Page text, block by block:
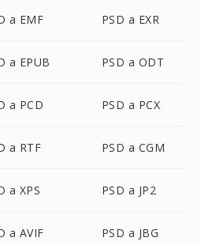
a EMF PSD a EXR
a EPUB PSD a ODT
a PCD PSD a PCX
a RTF PSD a CGM
a XPS PSD a JP2
a AVIF PSD a JBG